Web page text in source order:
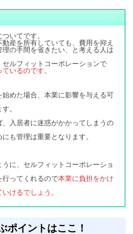
いてです。
産を所有していても、費用を抑え
の手間を省きたい、と考える人は
ルフィットコーポレーションで
いるのです。
めた場合、本業に影響を与える可
。
入居者に迷惑がかかってしまうの
も管理は重要となります。
に、セルフィットコーポレーショ
行ってくれるので本業に負担をかけ
けるでしょう。
ポイントはここ！